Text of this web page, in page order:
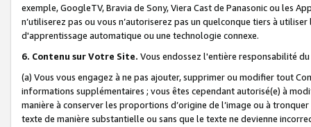
exemple, GoogleTV, Bravia de Sony, Viera Cast de Panasonic ou les
n’utiliserez pas ou vous n’autoriserez pas un quelconque tiers à
d'apprentissage automatique ou une technologie connexe.
6. Contenu sur Votre Site. Vous endossez l'entière responsabilité
(a) Vous vous engagez à ne pas ajouter, supprimer ou modifier tout
informations supplémentaires ; vous êtes cependant autorisé(e) à
manière à conserver les proportions d’origine de l’image ou à
texte de manière substantielle ou sans que le texte ne devienne